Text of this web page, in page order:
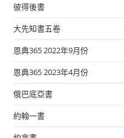
彼得後書
大先知書五卷
恩典365 2022年9月份
恩典365 2023年4月份
俄巴底亞書
約翰一書